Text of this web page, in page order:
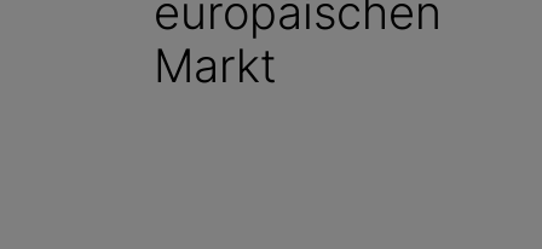
europäischen
Markt